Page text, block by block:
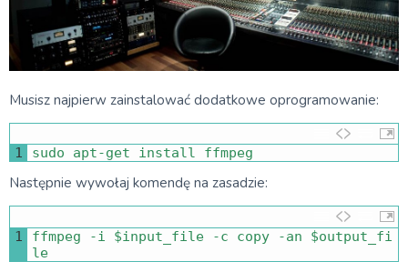
Musisz najpierw zainstalować dodatkowe oprogramowanie:
1 sudo apt-get install ffmpeg
Następnie wywołaj komendę na zasadzie:
1 ffmpeg -i $input_file -c copy -an $output_fi
le